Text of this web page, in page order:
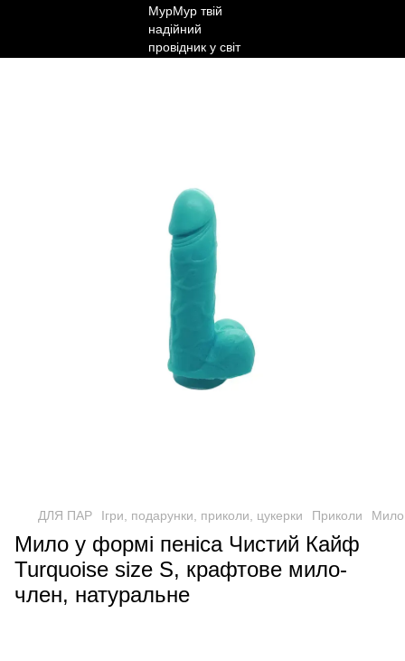
ДЛЯ ПАР Ігри, подарунки, приколи, цукерки Приколи Мило
Мило у формі пеніса Чистий Кайф
Turquoise size S, крафтове мило-
член, натуральне